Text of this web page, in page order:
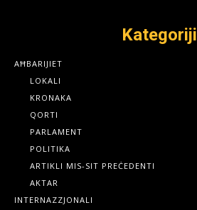
Kategoriji
AĦBARIJIET
LOKALI
KRONAKA
QORTI
PARLAMENT
POLITIKA
ARTIKLI MIS-SIT PREĊEDENTI
AKTAR
INTERNAZZJONALI